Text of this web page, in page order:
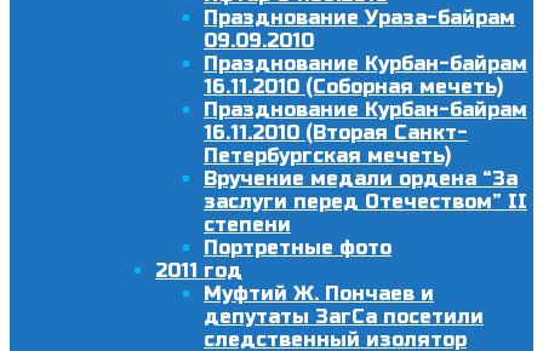
Празднование Ураза-байрам
09.09.2010
Празднование Курбан-байрам
16.11.2010 (Соборная мечеть)
Празднование Курбан-байрам
16.11.2010 (Вторая Санкт-
Петербургская мечеть)
Вручение медали ордена “За
заслуги перед Отечеством” II
степени
Портретные фото
2011 год
Муфтий Ж. Пончаев и
депутаты ЗагСа посетили
следственный изолятор